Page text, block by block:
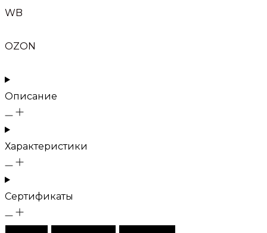
WB
OZON
Описание
Характеристики
Сертификаты